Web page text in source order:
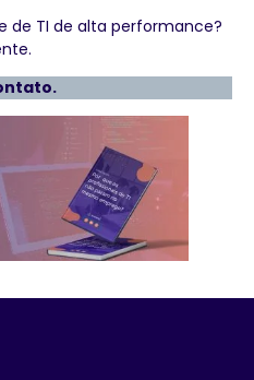
de TI de alta performance?